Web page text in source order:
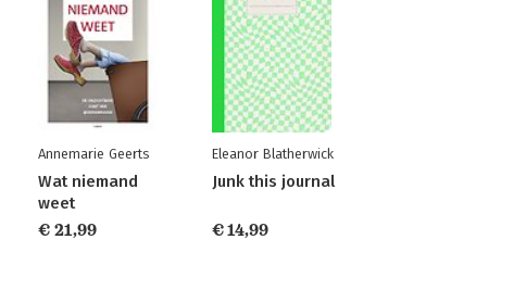
Annemarie Geerts
Wat niemand
weet
€ 21,99
Eleanor Blatherwick
Junk this journal
€ 14,99